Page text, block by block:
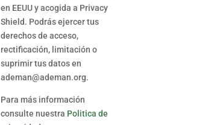
en EEUU y acogida a Privacy
Shield. Podrás ejercer tus
derechos de acceso,
rectificación, limitación o
suprimir tus datos en
ademan@ademan.org.
Para más información
consulte nuestra Politica de